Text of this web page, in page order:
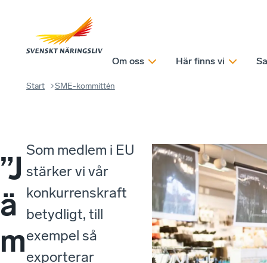
Om oss Här finns vi
Start SME-kommittén
”J
ä
m
Som medlem i EU
stärker vi vår
konkurrenskraft
betydligt, till
exempel så
exporterar